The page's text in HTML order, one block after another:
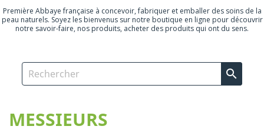
Première Abbaye française à concevoir, fabriquer et emballer des soins de la
peau naturels. Soyez les bienvenus sur notre boutique en ligne pour découvrir
notre savoir-faire, nos produits, acheter des produits qui ont du sens.

MESSIEURS